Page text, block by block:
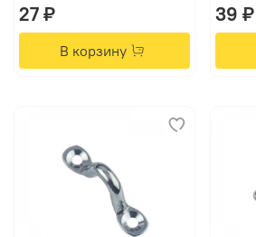
27 ₽
В корзину
39 ₽